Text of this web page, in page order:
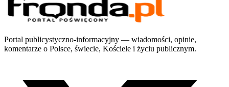
Portal publicystyczno-informacyjny — wiadomości, opinie,
komentarze o Polsce, świecie, Kościele i życiu publicznym.